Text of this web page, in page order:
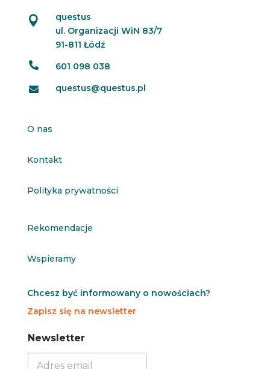

questus
ul. Organizacji WiN 83/7
91-811 Łódź
 601 098 038
 questus@questus.pl
O nas
Kontakt
Polityka prywatności
Rekomendacje
Wspieramy
Chcesz być informowany o nowościach?
Zapisz się na newsletter
N
N
Newsletter